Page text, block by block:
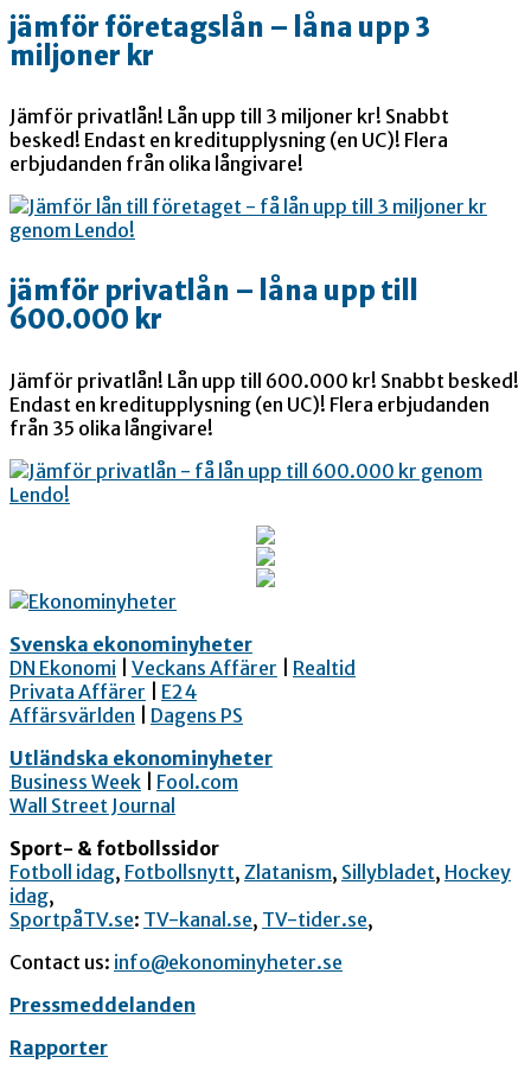
jämför företagslån – låna upp 3
miljoner kr
Jämför privatlån! Lån upp till 3 miljoner kr! Snabbt
besked! Endast en kreditupplysning (en UC)! Flera
erbjudanden från olika långivare!
jämför privatlån – låna upp till
600.000 kr
Jämför privatlån! Lån upp till 600.000 kr! Snabbt besked!
Endast en kreditupplysning (en UC)! Flera erbjudanden
från 35 olika långivare!
Svenska ekonominyheter
DN Ekonomi
Veckans Affärer
Realtid
Privata Affärer
E24
Affärsvärlden
Dagens PS
Utländska ekonominyheter
Business Week
Fool.com
Wall Street Journal
Sport- & fotbollssidor
Fotboll idag, Fotbollsnytt, Zlatanism, Sillybladet, Hockey
idag,
SportpåTV.se: TV-kanal.se, TV-tider.se,
Contact us: info@ekonominyheter.se
Pressmeddelanden
Rapporter